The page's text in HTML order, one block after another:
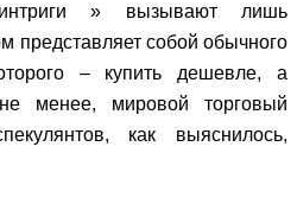
» вызывают лишь
представляет собой обычного
– купить дешевле, а
менее, мировой торговый
как выяснилось,